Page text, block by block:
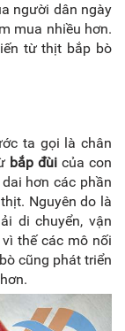
người dân ngày
mua nhiều hơn.
từ thịt bắp bò
ta gọi là chân
bắp đùicủa con
hơn các phần
Nguyên do là
di chuyển, vận
thế các mô nối
cũng phát triển